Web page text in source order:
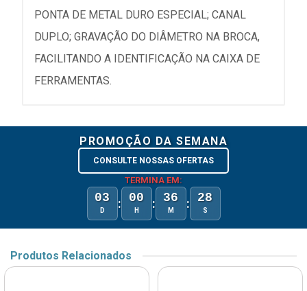
PONTA DE METAL DURO ESPECIAL; CANAL
DUPLO; GRAVAÇÃO DO DIÂMETRO NA BROCA,
FACILITANDO A IDENTIFICAÇÃO NA CAIXA DE
FERRAMENTAS.
PROMOÇÃO DA SEMANA
CONSULTE NOSSAS OFERTAS
TERMINA EM:
03
D : 00
H : 36
M : 28
S
Produtos Relacionados